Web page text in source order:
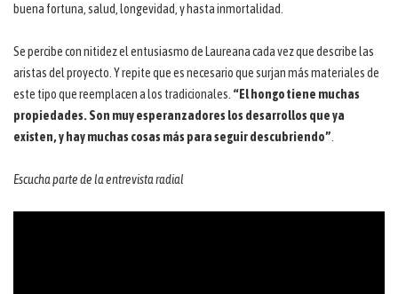
buena fortuna, salud, longevidad, y hasta inmortalidad.
Se percibe con nitidez el entusiasmo de Laureana cada vez que describe las
aristas del proyecto. Y repite que es necesario que surjan más materiales de
este tipo que reemplacen a los tradicionales. “El hongo tiene muchas
propiedades. Son muy esperanzadores los desarrollos que ya
existen, y hay muchas cosas más para seguir descubriendo”
Escucha parte de la entrevista radial